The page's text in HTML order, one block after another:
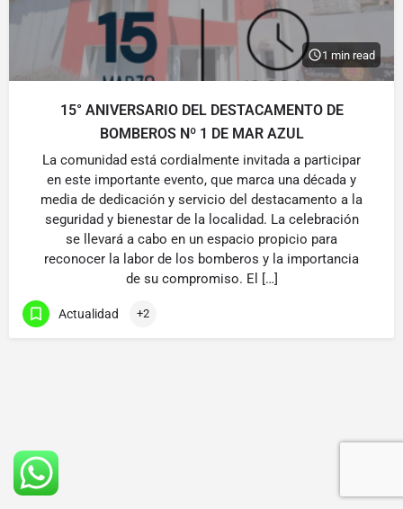
1 min read
15° ANIVERSARIO DEL DESTACAMENTO DE
BOMBEROS Nº 1 DE MAR AZUL
La comunidad está cordialmente invitada a participar
en este importante evento, que marca una década y
media de dedicación y servicio del destacamento a la
seguridad y bienestar de la localidad. La celebración
se llevará a cabo en un espacio propicio para
reconocer la labor de los bomberos y la importancia
de su compromiso. El […]
Actualidad +2